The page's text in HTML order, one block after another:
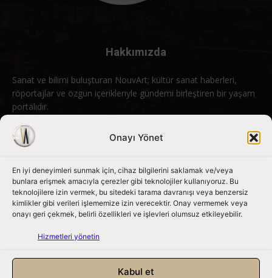
Onayı Yönet
En iyi deneyimleri sunmak için, cihaz bilgilerini saklamak ve/veya
bunlara erişmek amacıyla çerezler gibi teknolojiler kullanıyoruz. Bu
teknolojilere izin vermek, bu sitedeki tarama davranışı veya benzersiz
kimlikler gibi verileri işlememize izin verecektir. Onay vermemek veya
onayı geri çekmek, belirli özellikleri ve işlevleri olumsuz etkileyebilir.
Hizmetleri yönetin
Kabul et
Hakkımızda
Sanat ve bilimi buluşturan NouvArt; kültür sanat haberleri,
röportajlar ve özgün içerikleriyle gündemi birleştiren bir yaşam
portalıdır.
Bizimle iletişime geçin: info@nouvart.net
Bizi Takip Edin